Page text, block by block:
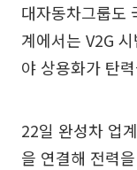
대자동차그룹도
계에서는 V2G
야 상용화가 탄
22일 완성차 업
을 연결해 전력